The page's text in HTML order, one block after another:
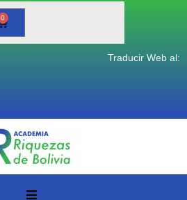
0
Traducir Web al: